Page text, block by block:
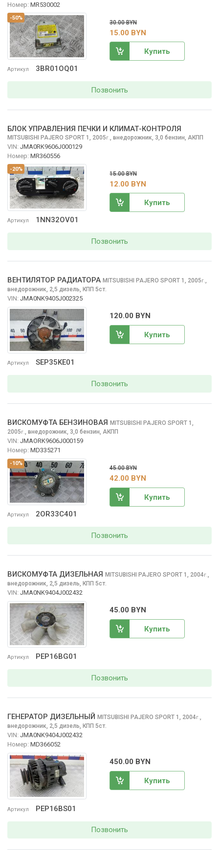
-50%
Артикул 3BR01OQ01
Номер: MR530002
30.00 BYN
15.00 BYN
Купить
Позвонить
-20%
Артикул 1NN32OV01
БЛОК УПРАВЛЕНИЯ ПЕЧКИ И КЛИМАТ-КОНТРОЛЯ
MITSUBISHI PAJERO SPORT 1, 2005г., внедорожник, 3,0 бензин, АКПП
VIN: JMA0RK9606J000129
Номер: MR360556
15.00 BYN
12.00 BYN
Купить
Позвонить
Артикул SEP35KE01
ВЕНТИЛЯТОР РАДИАТОРА MITSUBISHI PAJERO SPORT 1, 2005г.,
внедорожник, 2,5 дизель, КПП 5ст.
VIN: JMA0NK9405J002325
120.00 BYN
Купить
Позвонить
-10%
Артикул 2OR33C401
ВИСКОМУФТА БЕНЗИНОВАЯ MITSUBISHI PAJERO SPORT 1,
2005г., внедорожник, 3,0 бензин, АКПП
VIN: JMAORK9606J000159
Номер: MD335271
45.00 BYN
42.00 BYN
Купить
Позвонить
Артикул PEP16BG01
ВИСКОМУФТА ДИЗЕЛЬНАЯ MITSUBISHI PAJERO SPORT 1, 2004г.,
внедорожник, 2,5 дизель, КПП 5ст.
VIN: JMA0NK9404J002432
45.00 BYN
Купить
Позвонить
Артикул PEP16BS01
ГЕНЕРАТОР ДИЗЕЛЬНЫЙ MITSUBISHI PAJERO SPORT 1, 2004г.,
внедорожник, 2,5 дизель, КПП 5ст.
VIN: JMA0NK9404J002432
Номер: MD366052
450.00 BYN
Купить
Позвонить